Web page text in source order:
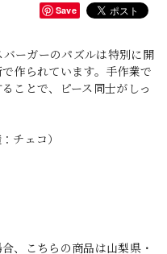
Save
ーガーのパズルは特別に開
作られています。手作業で
ことで、ピース同士がしっ
チェコ）
、こちらの商品は山梨県・